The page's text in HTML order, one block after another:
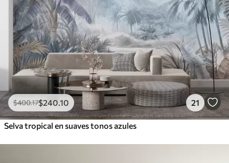
$400.17$240 .10 21
Selva tropical en suaves tonos azules